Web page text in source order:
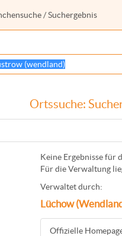
/ Suchergebnis
Ortssuche:
Keine Ergebnisse für
Für die Verwaltung
Verwaltet durch:
Lüchow
Offizielle